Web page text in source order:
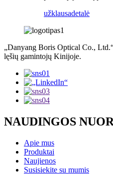
užklausadetalė
„Danyang Boris Optical Co.,
lęšių gamintojų Kinijoje.
NAUDINGOS
Apie mus
Produktai
Naujienos
Susisiekite su mumis